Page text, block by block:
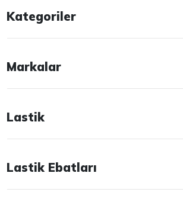
Kategoriler
Markalar
Lastik
Lastik Ebatları